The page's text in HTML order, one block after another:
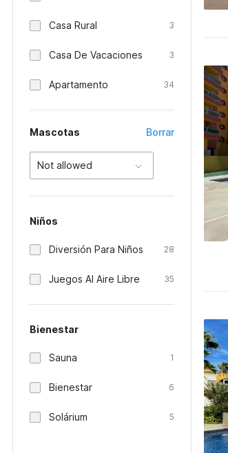
Casa Rural 3
Casa De Vacaciones 3
Apartamento 34
Mascotas Borrar
Not allowed
Niños
Diversión Para Niños 28
Juegos Al Aire Libre 35
Bienestar
Sauna 1
Bienestar 6
Solárium 5